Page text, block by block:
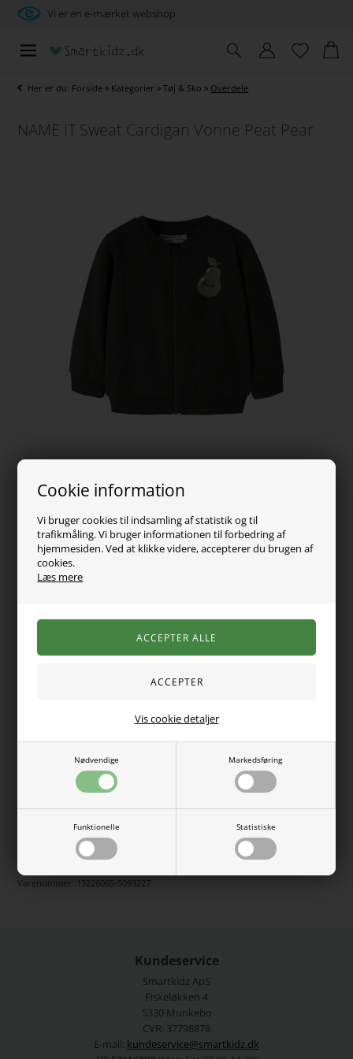
Cookie information
Vi bruger cookies til indsamling af statistik og til
trafikmåling. Vi bruger informationen til forbedring af
hjemmesiden. Ved at klikke videre, accepterer du brugen af
cookies.
Læs mere
Nødvendige Markedsføring
Funktionelle Statistiske
Vis cookie detaljer
Vi er en e-mærket webshop
Her er du: Forside » Kategorier »Tøj & Sko » Overdele
NAME IT Sweat Cardigan Vonne Peat Pear
119,00DKK
Vælg Størrelse
En blød sweatshirt med gennemgående lynlås og et
som giver en behagelig følelse mod huden. Med ribkanter ved
ærmer og forneden sikrer den en god pasform til aktiv leg.
Farve: Peat Pear
Pasform: Regular Fit
Materiale: 95% økologisk bomuld, 5% elastan
Vaskeanvisning: Maks. 40°C normal vask, Må ikke
tørretumbles
Name It
Varenummer: 13226065-5093227
Kundeservice
Smartkidz ApS
Fiskeløkken 4
5330 Munkebo
CVR: 37798878
E-mail: kundeservice@smartkidz.dk